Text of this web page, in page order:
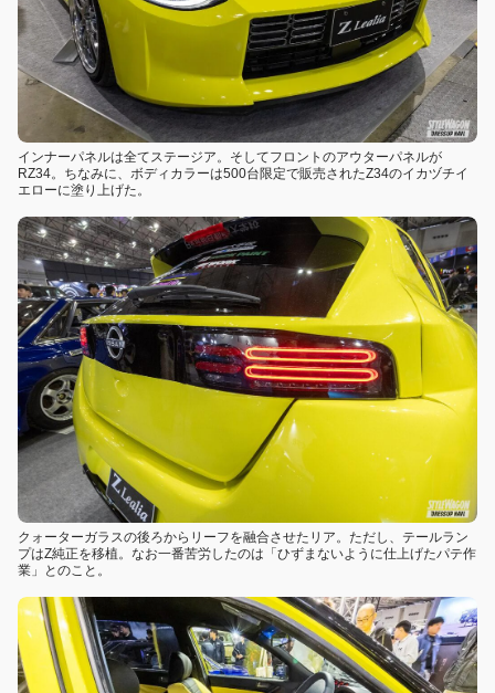
インナーパネルは全てステージア。そしてフロントのアウターパネルが
RZ34。ちなみに、ボディカラーは500台限定で販売されたZ34のイカヅチイ
エローに塗り上げた。
クォーターガラスの後ろからリーフを融合させたリア。ただし、テールラン
プはZ純正を移植。なお一番苦労したのは「ひずまないように仕上げたパテ作
業」とのこと。